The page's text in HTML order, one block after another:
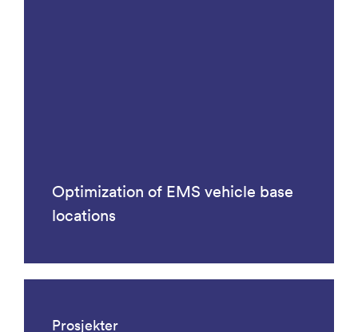
Optimization of EMS vehicle base
locations
Prosjekter